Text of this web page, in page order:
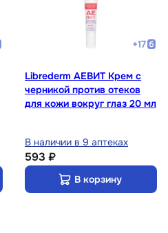
+17
Librederm АЕВИТ Крем с
черникой против отеков
для кожи вокруг глаз 20 мл
В наличии в 9 аптеках
593 ₽
В корзину